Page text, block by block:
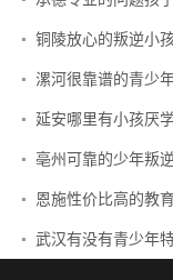
铜陵放心的叛逆小
漯河很靠谱的青少
延安哪里有小孩厌
亳州可靠的少年叛
恩施性价比高的教
武汉有没有青少年